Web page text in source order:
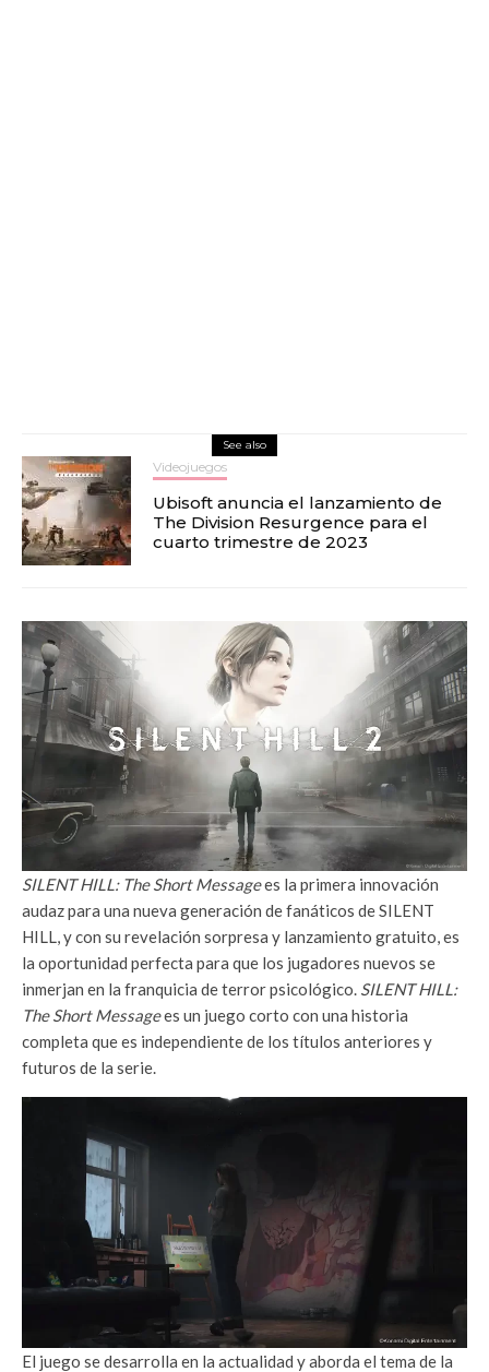
See also
Videojuegos
Ubisoft anuncia el lanzamiento de
The Division Resurgence para el
cuarto trimestre de 2023
SILENT HILL: The Short Messagees la primera innovación
audaz para una nueva generación de fanáticos de SILENT
HILL, y con su revelación sorpresa y lanzamiento gratuito, es
la oportunidad perfecta para que los jugadores nuevos se
inmerjan en la franquicia de terror psicológico. SILENT HILL:
The Short Messagees un juego corto con una historia
completa que es independiente de los títulos anteriores y
futuros de la serie.
El juego se desarrolla en la actualidad y aborda el tema de la